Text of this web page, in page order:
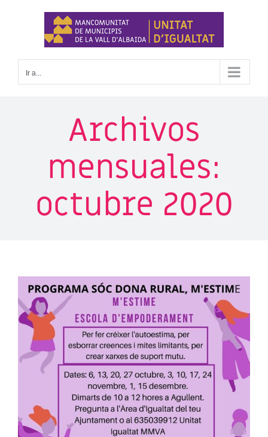
contenido
Ir a...
Archivos
mensuales:
octubre 2020